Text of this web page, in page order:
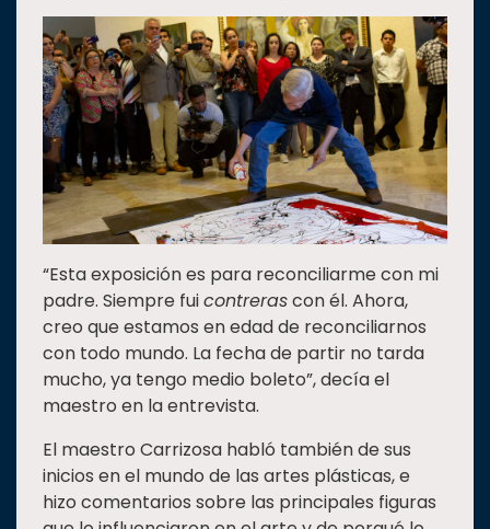
“Esta exposición es para reconciliarme con mi
padre. Siempre fuicontrerascon él. Ahora,
creo que estamos en edad de reconciliarnos
con todo mundo. La fecha de partir no tarda
mucho, ya tengo medio boleto”, decía el
maestro en la entrevista.
El maestro Carrizosa habló también de sus
inicios en el mundo de las artes plásticas, e
hizo comentarios sobre las principales figuras